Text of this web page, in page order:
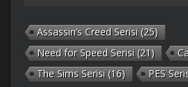
Assassin’s Creed Serisi (25)
Need for Speed Serisi (21)
The Sims Serisi (16) PES